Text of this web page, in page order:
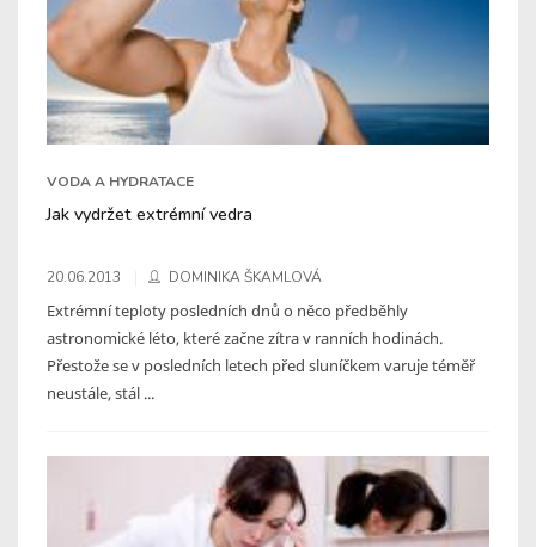
VODA A HYDRATACE
Jak vydržet extrémní vedra
20.06.2013 DOMINIKA ŠKAMLOVÁ
Extrémní teploty posledních dnů o něco předběhly
astronomické léto, které začne zítra v ranních hodinách.
Přestože se v posledních letech před sluníčkem varuje téměř
neustále, stál ...